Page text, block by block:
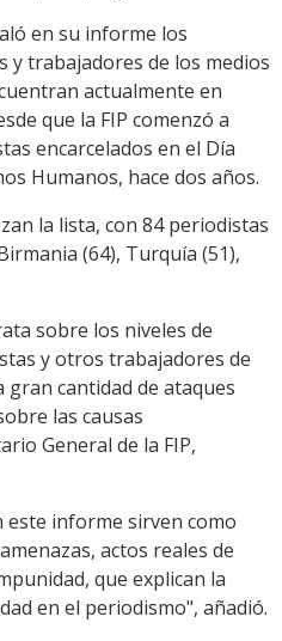
en su informe los
y trabajadores de los medios
actualmente en
que la FIP comenzó a
encarcelados en el Día
Humanos, hace dos años.
la lista, con 84 periodistas
(64), Turquía (51),
sobre los niveles de
y otros trabajadores de
gran cantidad de ataques
las causas
General de la FIP,
este informe sirven como
actos reales de
que explican la
en el periodismo", añadió.